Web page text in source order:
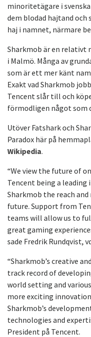
minoritetägare i
dem blodad hajtand
haj i namnet, närmare
Sharkmob är en relativt
i Malmö. Många av
som är ett mer känt
Exakt vad Sharkmob
Tencent slår till och
förmodligen något som
Utöver Fatshark och
Paradox här på
Wikipedia.
“We view the future of
Tencent being a
Sharkmob the reach
future. Support from
teams will allow us to
great gaming
sade Fredrik Rundqvist,
​“Sharkmob’s creative
track record of
world setting and
more exciting
Sharkmob’s
technologies and
President på Tencent.